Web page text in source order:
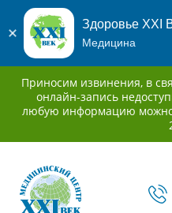
Здоровье XXI
Медицина
Приносим извинения, в
онлайн-запись
любую информацию можно